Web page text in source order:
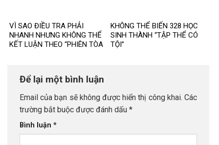
VÌ SAO ĐIỀU TRA PHẢI
NHANH NHƯNG KHÔNG THỂ
KẾT LUẬN THEO “PHIÊN TÒA
KHÔNG THỂ BIẾN 328 HỌC
SINH THÀNH “TẬP THỂ CÓ
TỘI”
Để lại một bình luận
Email của bạn sẽ không được hiển thị công khai. Các
trường bắt buộc được đánh dấu *
Bình luận *